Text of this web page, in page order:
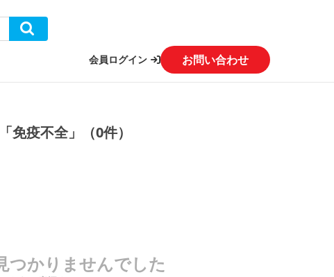
会員ログイン お問い合わせ
免疫不全」（0件）
つかりませんでした